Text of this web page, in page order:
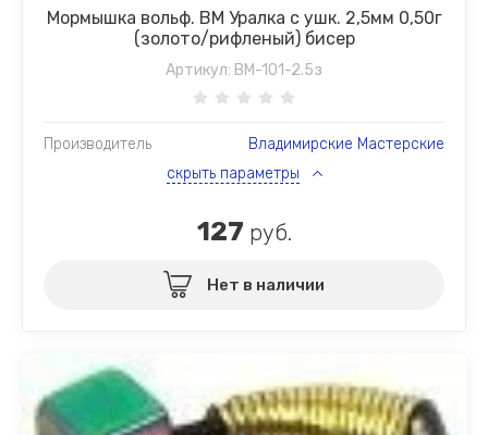
Мормышка вольф. ВМ Уралка с ушк. 2,5мм 0,50г
(золото/рифленый) бисер
Артикул: ВМ-101-2.5з
Производитель
Владимирские Мастерские
скрыть параметры
127 руб.
Нет в наличии